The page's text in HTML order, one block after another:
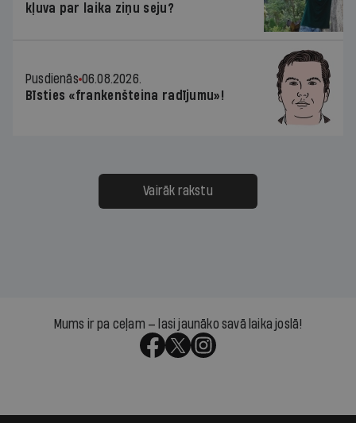
kļuva par laika ziņu seju?
Pusdienās 06.08.2026.
Bīsties «frankenšteina radījumu»!
Vairāk rakstu
Mums ir pa ceļam — lasi jaunāko savā laika joslā!